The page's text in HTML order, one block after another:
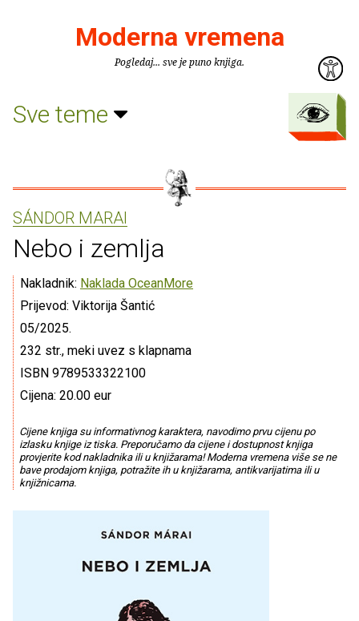
Moderna vremena
Pogledaj... sve je puno knjiga.
Sve teme
SÁNDOR MARAI
Nebo i zemlja
Nakladnik: Naklada OceanMore
Prijevod: Viktorija Šantić
05/2025.
232 str., meki uvez s klapnama
ISBN 9789533322100
Cijena: 20.00 eur
Cijene knjiga su informativnog karaktera, navodimo prvu cijenu po
izlasku knjige iz tiska. Preporučamo da cijene i dostupnost knjiga
provjerite kod nakladnika ili u knjižarama! Moderna vremena više se ne
bave prodajom knjiga, potražite ih u knjižarama, antikvarijatima ili u
knjižnicama.